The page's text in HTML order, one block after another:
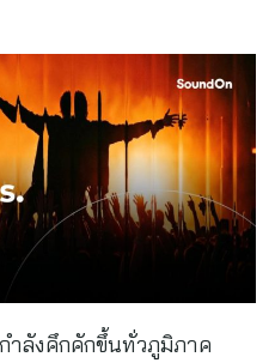
กำลังคึกคักขึ้นทั่วภูมิภาค